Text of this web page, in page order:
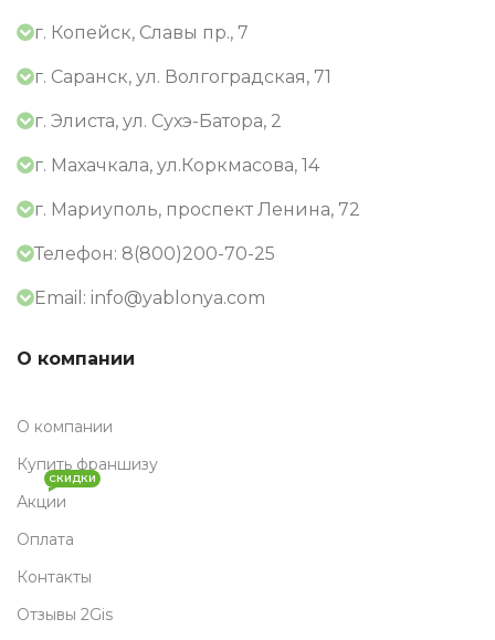
г. Копейск, Славы пр., 7
г. Саранск, ул. Волгоградская, 71
г. Элиста, ул. Сухэ-Батора, 2
г. Махачкала, ул.Коркмасова, 14
г. Мариуполь, проспект Ленина, 72
Телефон: 8(800)200-70-25
Email: info@yablonya.com
О компании
О компании
Купить франшизу
Акции
СКИДКИ
Оплата
Контакты
Отзывы 2Gis